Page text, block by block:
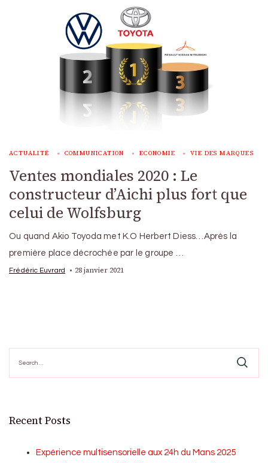
ACTUALITÉ COMMUNICATION ECONOMIE VIE DES MARQUES
Ventes mondiales 2020 : Le
constructeur d’Aichi plus fort que
celui de Wolfsburg
Ou quand Akio Toyoda met K.O Herbert Diess…Après la
première place décrochée par le groupe …
Frédéric Euvrard 28 janvier 2021
for:
Recent Posts
Expérience multisensorielle aux 24h du Mans 2025